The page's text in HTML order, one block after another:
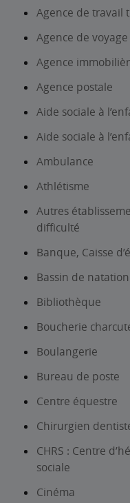
Agence de travail
Agence de voyage
Agence
Agence postale
Aide sociale à
Aide sociale à
Ambulance
Athlétisme
Autres
difficulté
Banque, Caisse
Bassin de natation
Bibliothèque
Boucherie
Boulangerie
Bureau de poste
Centre équestre
Chirurgien
CHRS : Centre
sociale
Cinéma